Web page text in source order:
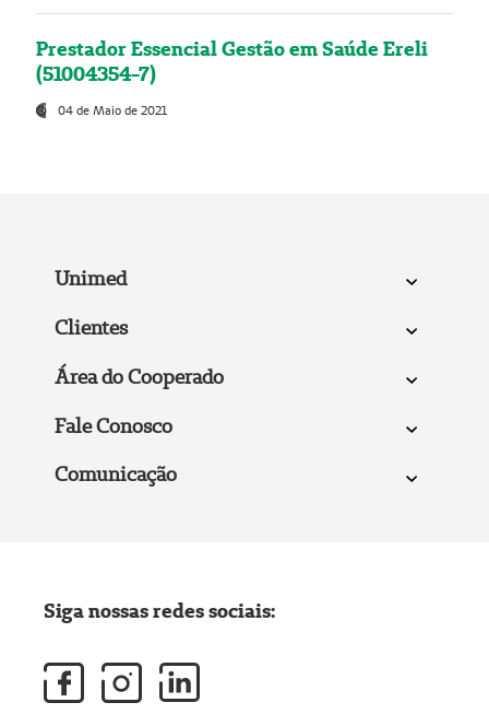
Prestador Essencial Gestão em Saúde Ereli
(51004354-7)
04 de Maio de 2021
Unimed
Clientes
Área do Cooperado
Fale Conosco
Comunicação
Siga nossas redes sociais: